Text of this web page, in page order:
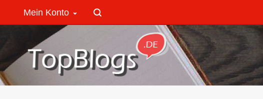
Mein Konto